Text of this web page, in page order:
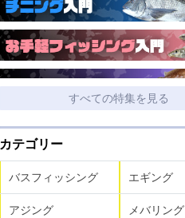
すべての特集を見る
カテゴリー
バスフィッシング エギング
アジング メバリング